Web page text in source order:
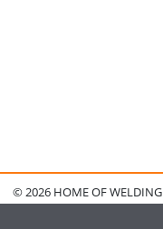
© 2026 HOME OF WELDING